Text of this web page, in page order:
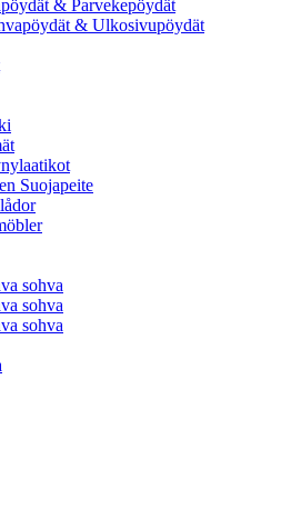
& Parvekepöydät
& Ulkosivupöydät
Suojapeite
sohva
sohva
sohva